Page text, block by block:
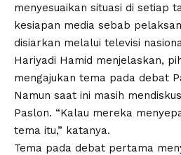
menyesuaikan situasi di setiap
kesiapan media sebab
disiarkan melalui televisi
Hariyadi Hamid menjelaskan,
mengajukan tema pada debat
Namun saat ini masih
Paslon. “Kalau mereka
tema itu,” katanya.
Tema pada debat pertama